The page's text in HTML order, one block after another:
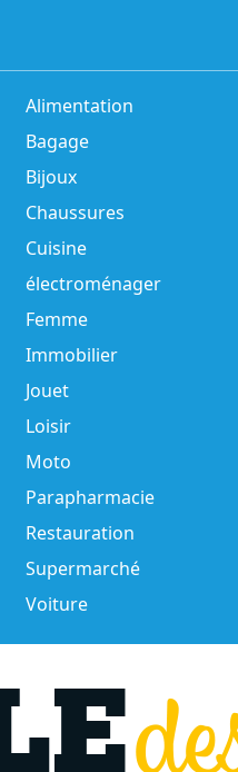
Alimentation
Bagage
Bijoux
Chaussures
Cuisine
électroménager
Femme
Immobilier
Jouet
Loisir
Moto
Parapharmacie
Restauration
Supermarché
Voiture